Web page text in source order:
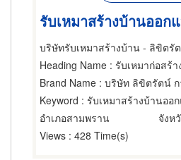
รับเหมาสร้างบ้านออก
บริษัทรับเหมาสร้างบ้าน - ลิขิตรั
Heading Name : รับเหมาก่อสร้างทั่วไป,ที่
Brand Name : บริษัท ลิขิตรัตน์ ก
Keyword : รับเหมาสร้างบ้านออ
อำเภอสามพราน
จังห
Views : 428 Time(s)